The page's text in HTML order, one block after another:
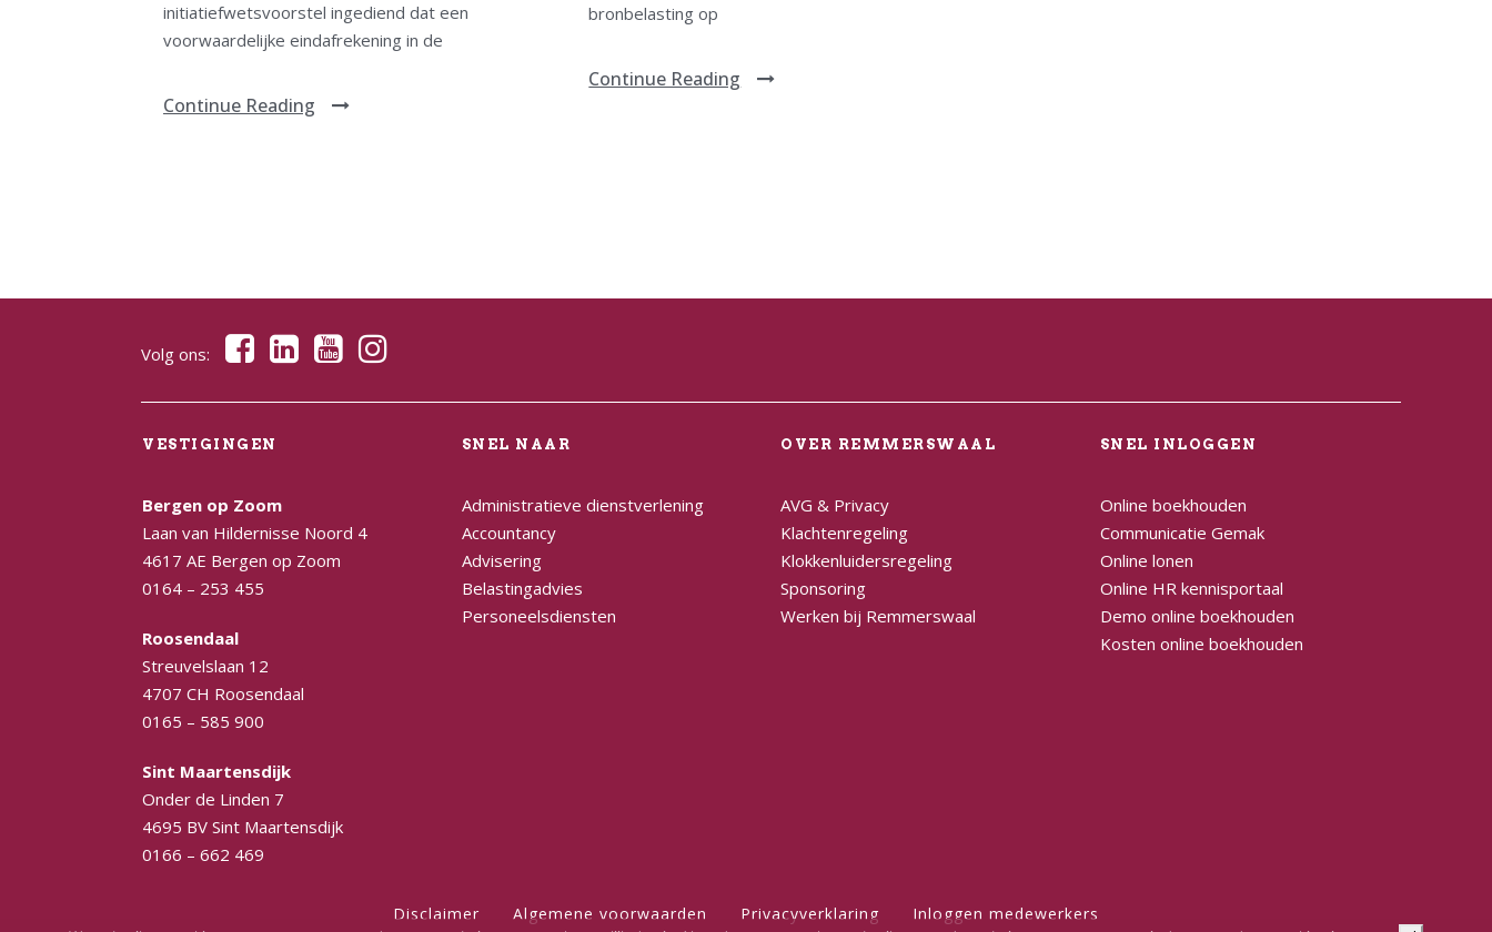
initiatiefwetsvoorstel ingediend dat een
voorwaardelijke eindafrekening in de
Continue Reading
bronbelasting op
Continue Reading
Volg ons:
VESTIGINGEN
Bergen op Zoom
Laan van Hildernisse Noord 4
4617 AE Bergen op Zoom
0164 – 253 455
Roosendaal
Streuvelslaan 12
4707 CH Roosendaal
0165 – 585 900
Sint Maartensdijk
Onder de Linden 7
4695 BV Sint Maartensdijk
0166 – 662 469
SNEL NAAR
Administratieve dienstverlening
Accountancy
Advisering
Belastingadvies
Personeelsdiensten
OVER REMMERSWAAL
AVG & Privacy
Klachtenregeling
Klokkenluidersregeling
Sponsoring
Werken bij Remmerswaal
SNEL INLOGGEN
Online boekhouden
Communicatie Gemak
Online lonen
Online HR kennisportaal
Demo online boekhouden
Kosten online boekhouden
Disclaimer Algemene voorwaarden Privacyverklaring Inloggen medewerkers